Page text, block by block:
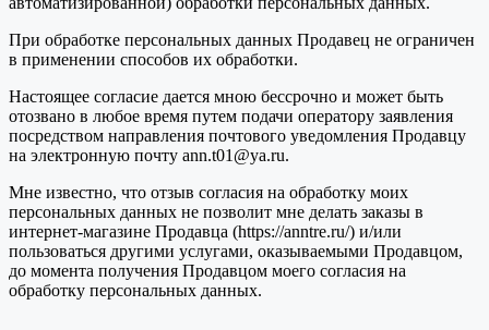
При обработке персональных данных Продавец не ограничен
в применении способов их обработки.
Настоящее согласие дается мною бессрочно и может быть
отозвано в любое время путем подачи оператору заявления
посредством направления почтового уведомления Продавцу
на электронную почту ann.t01@ya.ru.
Мне известно, что отзыв согласия на обработку моих
персональных данных не позволит мне делать заказы в
интернет-магазине Продавца (https://anntre.ru/) и/или
пользоваться другими услугами, оказываемыми Продавцом,
до момента получения Продавцом моего согласия на
обработку персональных данных.